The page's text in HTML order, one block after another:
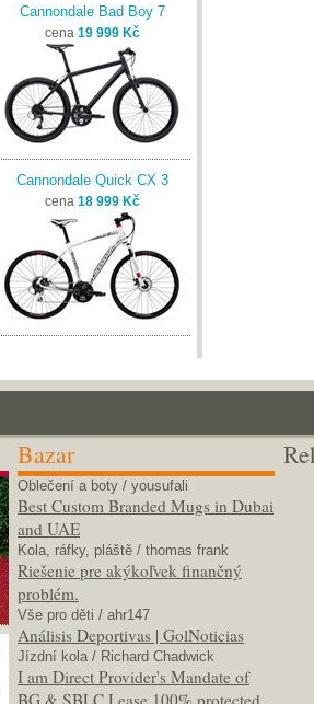
Cannondale Bad Boy 7
cena 19 999 Kč
Cannondale Quick CX 3
cena 18 999 Kč
Bazar
Oblečení a boty / yousufali
Best Custom Branded Mugs in Dubai
and UAE
Kola, ráfky, pláště / thomas frank
Riešenie pre akýkoľvek finančný
problém.
Vše pro děti / ahr147
Análisis Deportivas | GolNoticias
Jízdní kola / Richard Chadwick
I am Direct Provider's Mandate of
BG & SBLC Lease 100% protected